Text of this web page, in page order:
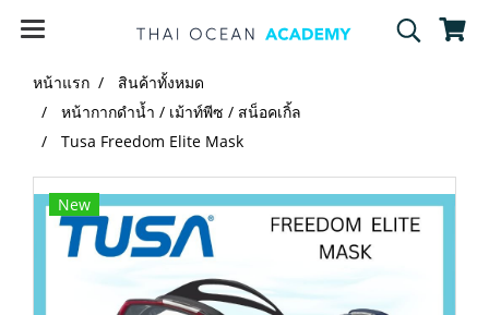
หน้าแรก
สินค้าทั้งหมด
หน้ากากดำน้ำ / เม้าท์พีซ / สน็อคเกิ้ล
Tusa Freedom Elite Mask
New